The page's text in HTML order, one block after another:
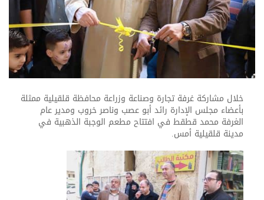
خلال مشاركة غرفة تجارة وصناعة وزراعة محافظة قلقيلية ممثلة
بأعضاء مجلس الإدارة رائد أبو عصب وناصر خروب ومدير عام
الغرفة محمد قطقط في افتتاح مطعم الوجبة الذهبية في
مدينة قلقيلية أمس.